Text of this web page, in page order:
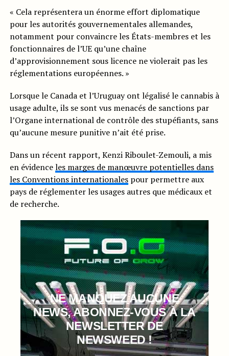
« Cela représentera un énorme effort diplomatique
pour les autorités gouvernementales allemandes,
notamment pour convaincre les États-membres et les
fonctionnaires de l’UE qu’une chaîne
d’approvisionnement sous licence ne violerait pas les
réglementations européennes. »
Lorsque le Canada et l’Uruguay ont légalisé le cannabis à
usage adulte, ils se sont vus menacés de sanctions par
l’Organe international de contrôle des stupéfiants, sans
qu’aucune mesure punitive n’ait été prise.
Dans un récent rapport, Kenzi Riboulet-Zemouli, a mis
en évidenceles marges de manœuvre potentielles dans
les Conventions internationalespour permettre aux
pays de réglementer les usages autres que médicaux et
de recherche.
NE MANQUEZ AUCUNE
NEWS, ABONNEZ-VOUS À LA
NEWSLETTER DE
NEWSWEED !